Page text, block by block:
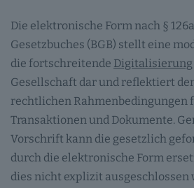
Die elektronische Form nach §
Gesetzbuches (BGB) stellt eine
die fortschreitende Digitalisierung
Gesellschaft dar und reflektiert
rechtlichen Rahmenbedingungen
Transaktionen und Dokumente.
Vorschrift kann die gesetzlich
durch die elektronische Form
dies nicht explizit ausgeschlossen